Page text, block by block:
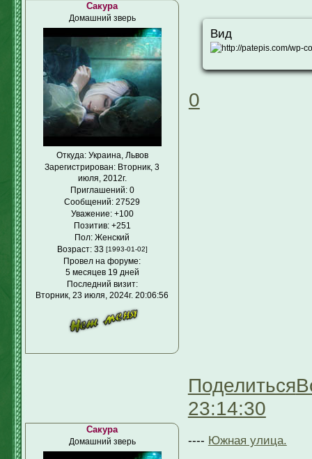
Сакура
Домашний зверь
Откуда:Украина, Львов
Зарегистрирован: Вторник, 3
июля, 2012г.
Приглашений:0
Сообщений: 27529
Уважение: +100
Позитив: +251
Пол: Женский
Возраст:33 [1993-01-02]
Провел на форуме:
5 месяцев 19 дней
Последний визит:
Вторник, 23 июля, 2024г. 20:06:56
Вид
0
Поделиться
23:14:30
Сакура
Домашний зверь ---- Южная улица.